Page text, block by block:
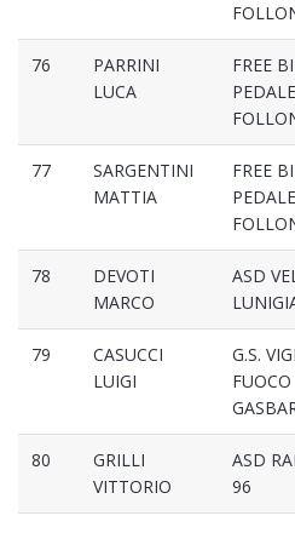
76
PARRINI
LUCA
FREE
PEDALE
77
SARGENTINI
MATTIA
FREE
PEDALE
78
DEVOTI
MARCO
ASD
79
CASUCCI
LUIGI
G.S.
FUOCO
80
GRILLI
VITTORIO
ASD
96